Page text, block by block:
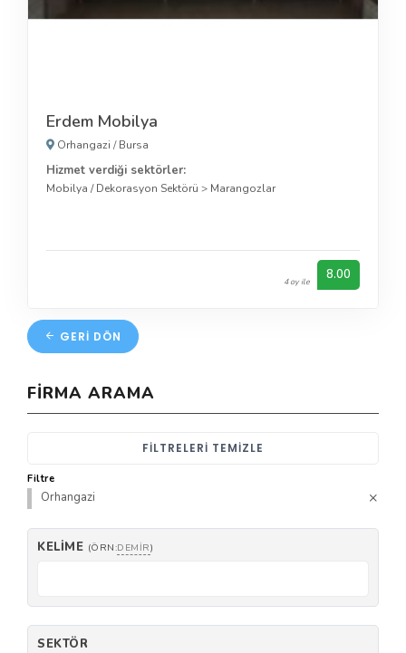
Erdem Mobilya
Orhangazi /Bursa
Hizmet verdiği sektörler:
Mobilya / Dekorasyon Sektörü > Marangozlar
4 oy ile 8.00
GERI DÖN
FIRMA ARAMA
FILTRELERI TEMIZLE
Filtre
Orhangazi
KELIME (ÖRN:DEMIR)
SEKTÖR